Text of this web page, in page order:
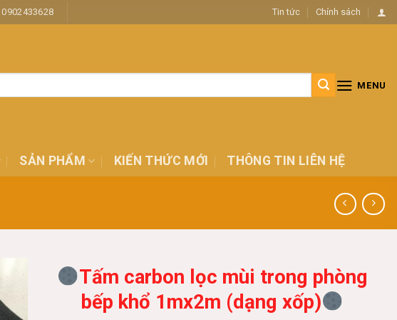
0902433628 Tin tức Chính sách
MENU
SẢN PHẨM KIẾN THỨC MỚI THÔNG TIN LIÊN HỆ
Tấm carbon lọc mùi trong phòng
bếp khổ 1mx2m (dạng xốp)